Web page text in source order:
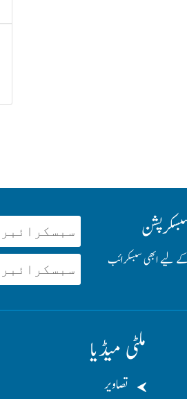
لیے ابھی سبسکرائب
ملٹی میڈیا
تصاویر